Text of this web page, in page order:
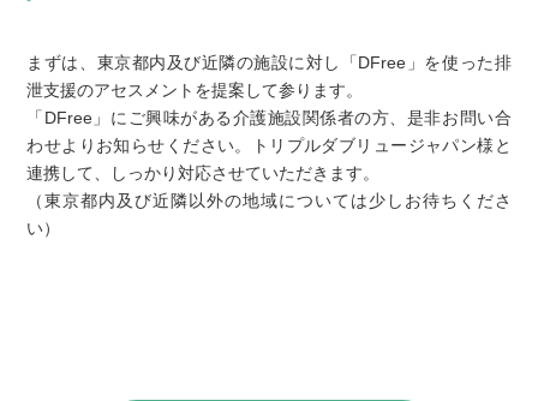
まずは、東京都内及び近隣の施設に対し「DFree」を使った排
泄支援のアセスメントを提案して参ります。
「DFree」にご興味がある介護施設関係者の方、是非お問い合
わせよりお知らせください。トリプルダブリュージャパン様と
連携して、しっかり対応させていただきます。
（東京都内及び近隣以外の地域については少しお待ちくださ
い）